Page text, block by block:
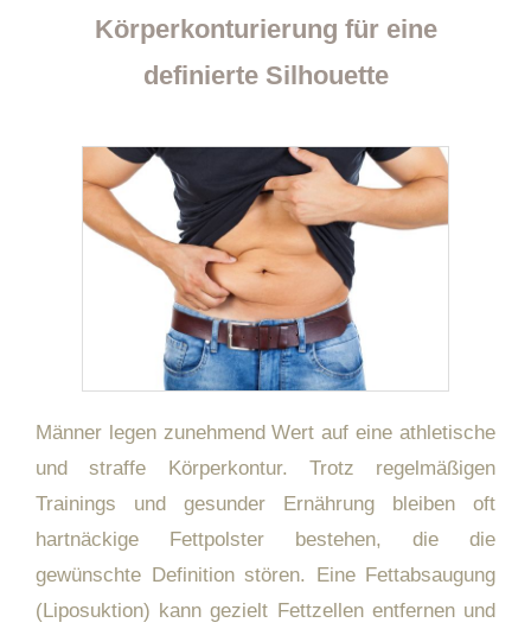
Körperkonturierung für eine
definierte Silhouette
Männer legen zunehmend Wert auf eine athletische
und straffe Körperkontur. Trotz regelmäßigen
Trainings und gesunder Ernährung bleiben oft
hartnäckige Fettpolster bestehen, die die
gewünschte Definition stören. Eine Fettabsaugung
(Liposuktion) kann gezielt Fettzellen entfernen und